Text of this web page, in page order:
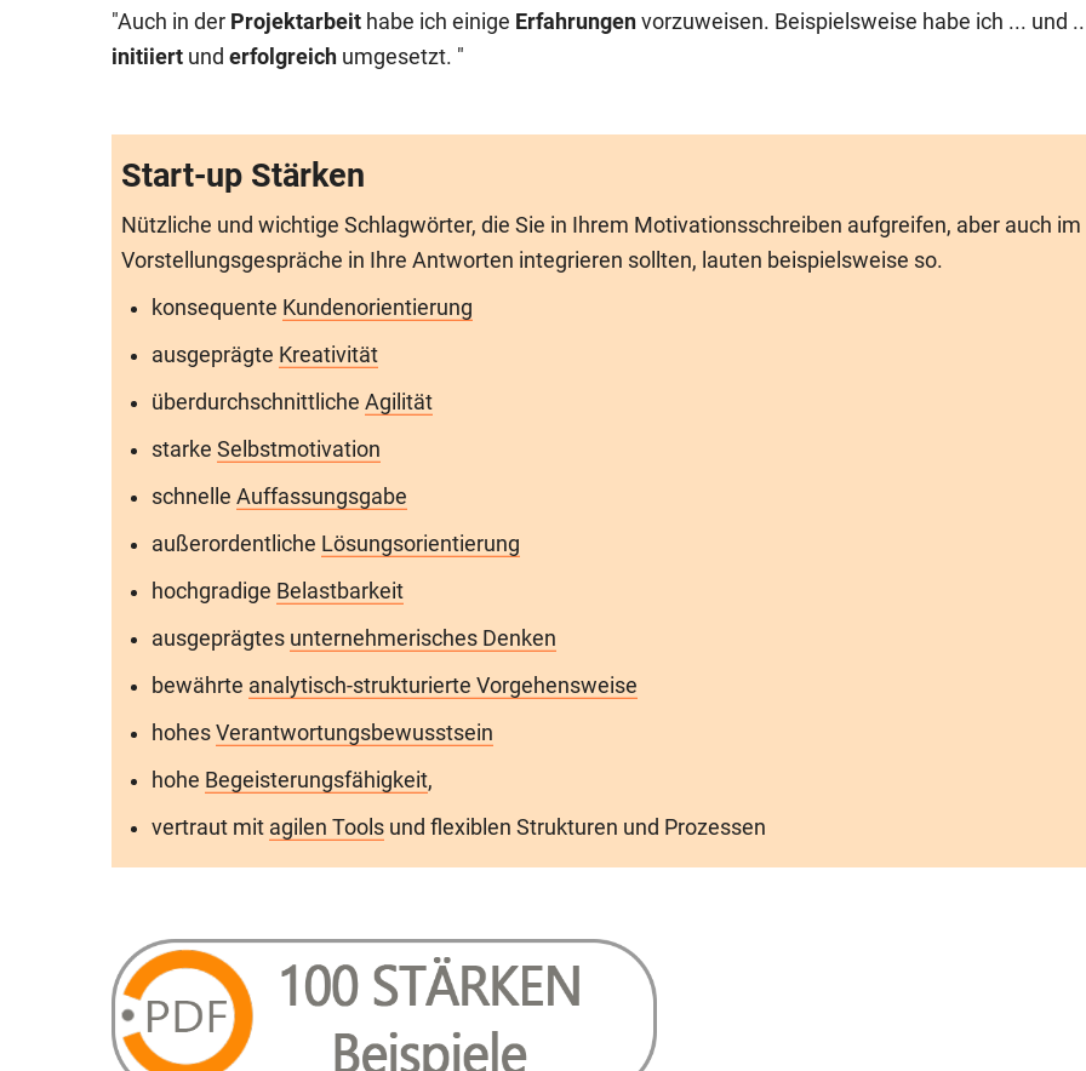
"Auch in der Projektarbeit habe ich einige Erfahrungen vorzuweisen. Beispielsweise habe ich ... und
initiiert und erfolgreich umgesetzt. "
Start-up Stärken
Nützliche und wichtige Schlagwörter, die Sie in Ihrem Motivationsschreiben aufgreifen, aber auch im
Vorstellungsgespräche in Ihre Antworten integrieren sollten, lauten beispielsweise so.
konsequente Kundenorientierung
ausgeprägte Kreativität
überdurchschnittliche Agilität
starke Selbstmotivation
schnelle Auffassungsgabe
außerordentliche Lösungsorientierung
hochgradige Belastbarkeit
ausgeprägtes unternehmerisches Denken
bewährte analytisch-strukturierte Vorgehensweise
hohes Verantwortungsbewusstsein
hohe Begeisterungsfähigkeit,
vertraut mit agilen Tools und flexiblen Strukturen und Prozessen